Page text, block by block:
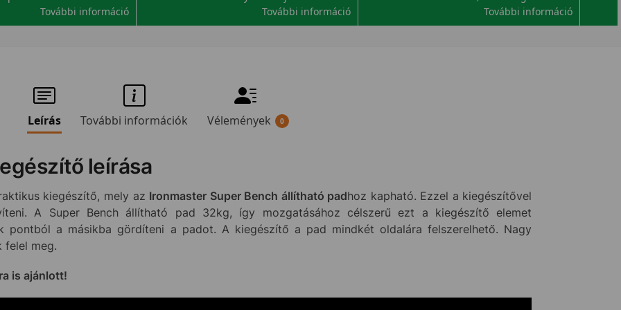
További információ
További információ
További információ
Leírás További információk Vélemények 0
leírása
kiegészítő, mely az Ironmaster Super Bench állítható padhoz kapható. Ezzel a kiegészítővel
A Super Bench állítható pad 32kg, így mozgatásához célszerű ezt a kiegészítő elemet
pontból a másikba gördíteni a padot. A kiegészítő a pad mindkét oldalára felszerelhető. Nagy
felel meg.
is ajánlott!